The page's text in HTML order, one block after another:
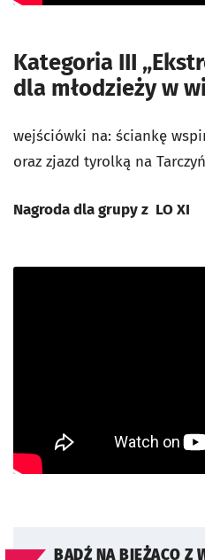
Kategoria III
dla młodzieży w
wejściówki na: ściankę
oraz zjazd tyrolką na
Nagroda dla grupy z LO XI
BĄDŹ NA BIEŻĄCO Z